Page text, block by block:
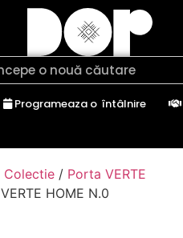
Programeaza o întâlnire
Colectie / Porta VERTE
HOME N.0